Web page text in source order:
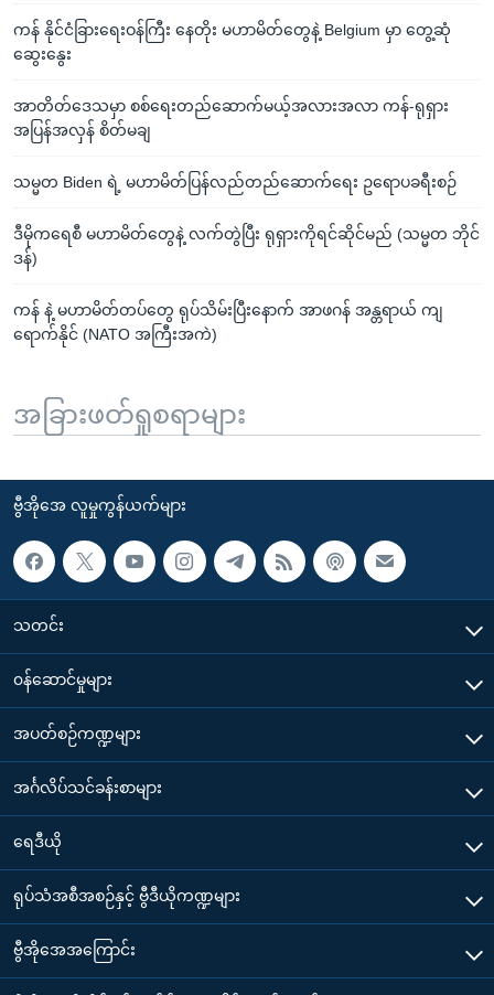
ကန် နိုင်ငံခြားရေးဝန်ကြီး နေတိုး မဟာမိတ်တွေနဲ့ Belgium မှာ တွေ့ဆုံ
ဆွေးနွေး
အာတိတ်ဒေသမှာ စစ်ရေးတည်ဆောက်မယ့်အလားအလာ ကန်-ရုရှား
အပြန်အလှန် စိတ်မချ
သမ္မတ Biden ရဲ့ မဟာမိတ်ပြန်လည်တည်ဆောက်ရေး ဥရောပခရီးစဉ်
ဒီမိုကရေစီ မဟာမိတ်တွေနဲ့ လက်တွဲပြီး ရုရှားကိုရင်ဆိုင်မည် (သမ္မတ ဘိုင်
ဒန်)
ကန် နဲ့ မဟာမိတ်တပ်တွေ ရုပ်သိမ်းပြီးနောက် အာဖဂန် အန္တရာယ် ကျ
ရောက်နိုင် (NATO အကြီးအကဲ)
အခြားဖတ်ရှုစရာများ
ဗွီအိုအေ လူမှုကွန်ယက်များ
သတင်း
၀န်ဆောင်မှုများ
အပတ်စဉ်ကဏ္ဍများ
အင်္ဂလိပ်သင်ခန်းစာများ
ရေဒီယို
ရုပ်သံအစီအစဉ်နှင့် ဗွီဒီယိုကဏ္ဍများ
ဗွီအိုအေအကြောင်း